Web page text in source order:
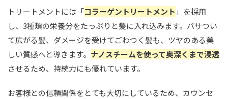
トリートメントには「コラーゲントリートメント 」を採用
し、3種類の栄養分をたっぷりと髪に入れ込みます。パサつい
て広がる髪、ダメージを受けてごわつく髪も、ツヤのある美
しい質感へと導きます。 ナノスチームを使って奥深くまで浸透
させるため、持続力にも優れています。
お客様との信頼関係をとても大切にしているため、カウンセ